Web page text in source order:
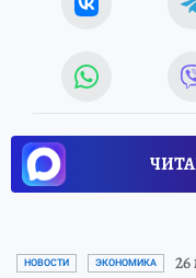
НОВОСТИ ЭКОНОМИКА 26